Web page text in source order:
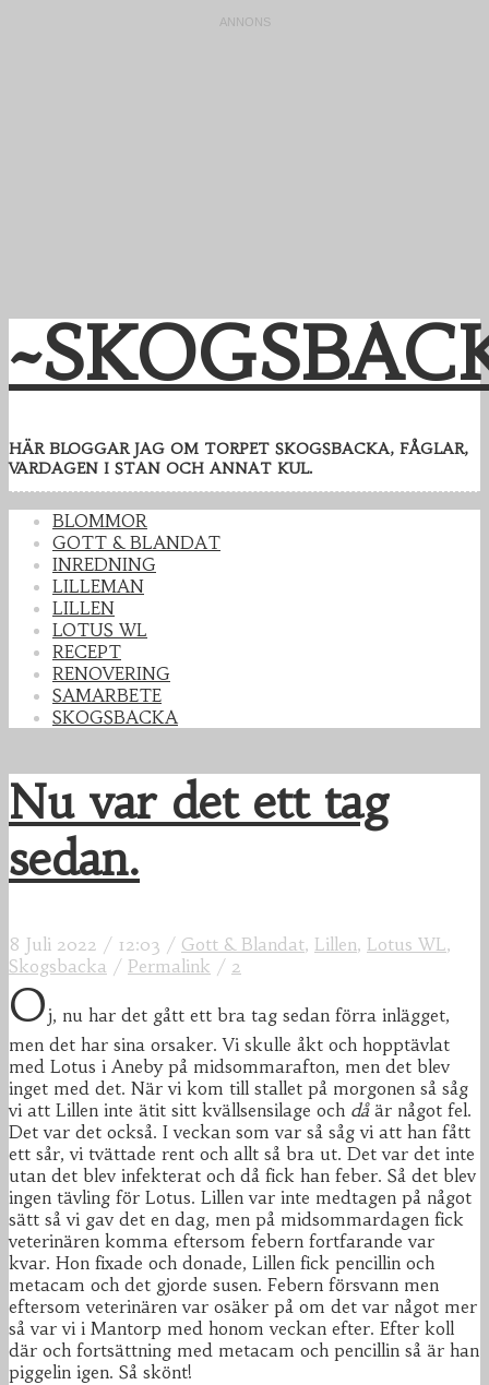
HÄR BLOGGAR JAG OM TORPET SKOGSBACKA, FÅGLAR,
VARDAGEN I STAN OCH ANNAT KUL.
BLOMMOR
GOTT & BLANDAT
INREDNING
LILLEMAN
LILLEN
LOTUS WL
RECEPT
RENOVERING
SAMARBETE
SKOGSBACKA
Nu var det ett tag
sedan.
8 Juli 2022 / 12:03 / Gott & Blandat, Lillen, Lotus WL,
Skogsbacka / Permalink / 2
O j, nu har det gått ett bra tag sedan förra inlägget,
men det har sina orsaker. Vi skulle åkt och hopptävlat
med Lotus i Aneby på midsommarafton, men det blev
inget med det. När vi kom till stallet på morgonen så såg
vi att Lillen inte ätit sitt kvällsensilage och dåär något fel.
Det var det också. I veckan som var så såg vi att han fått
ett sår, vi tvättade rent och allt så bra ut. Det var det inte
utan det blev infekterat och då fick han feber. Så det blev
ingen tävling för Lotus. Lillen var inte medtagen på något
sätt så vi gav det en dag, men på midsommardagen fick
veterinären komma eftersom febern fortfarande var
kvar. Hon fixade och donade, Lillen fick pencillin och
metacam och det gjorde susen. Febern försvann men
eftersom veterinären var osäker på om det var något mer
så var vi i Mantorp med honom veckan efter. Efter koll
där och fortsättning med metacam och pencillin så är han
piggelin igen. Så skönt!